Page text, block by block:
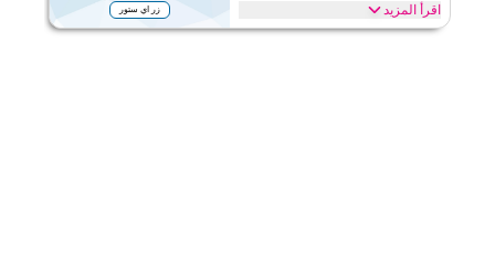
اقرأ أقل
اقرأ المزيد زر اي ستور
جديد على تشيج؟ يمكن للمستخدمين الجدد الذين يسجلون الدخول لأول مرة